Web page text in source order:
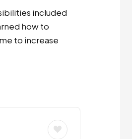
included
how to
to increase